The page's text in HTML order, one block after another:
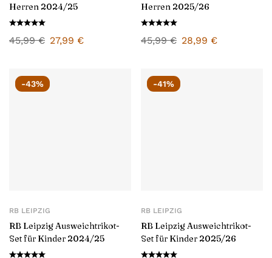
Herren 2024/25
45,99€ 27,99 €
Herren 2025/26
45,99€ 28,99 €
-43%
RB LEIPZIG
RB Leipzig Ausweichtrikot-
Set für Kinder 2024/25
-41%
RB LEIPZIG
RB Leipzig Ausweichtrikot-
Set für Kinder 2025/26